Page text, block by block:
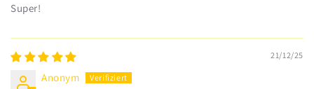
Super!
21/12/25
Anonym